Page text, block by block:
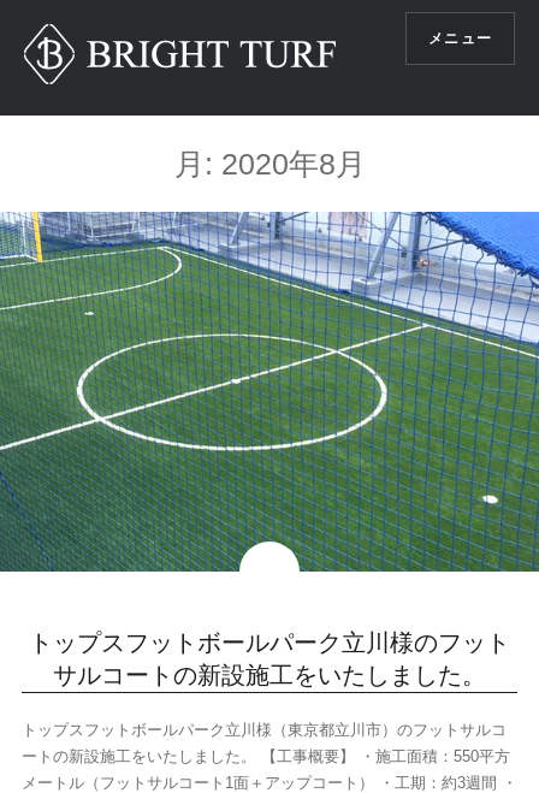
キ
ッ
プ
メニュー
月: 2020年8月
トップスフットボールパーク立川様のフット
サルコートの新設施工をいたしました。
トップスフットボールパーク立川様（東京都立川市）のフットサルコ
ートの新設施工をいたしました。 【工事概要】 ・施工面積：550平方
メートル（フットサルコート1面＋アップコート） ・工期：約3週間 ・